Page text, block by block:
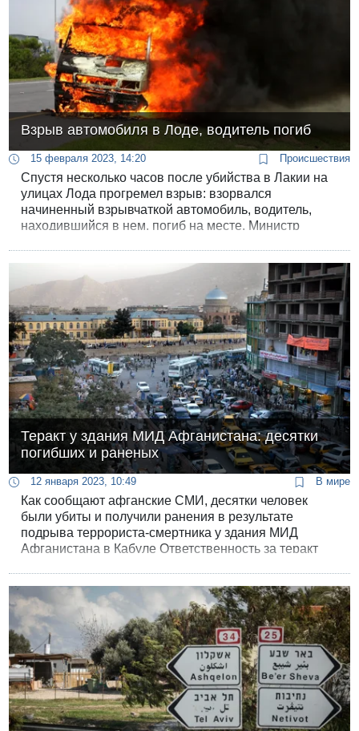
Взрыв автомобиля в Лоде, водитель погиб
15 февраля 2023, 14:20 Происшествия
Спустя несколько часов после убийства в Лакии на
улицах Лода прогремел взрыв: взорвался
начиненный взрывчаткой автомобиль, водитель,
находившийся в нем, погиб на месте. Министр
навести порядок на «арабской улице», никак не
прокомментировал ситуацию.
Теракт у здания МИД Афганистана: десятки
погибших и раненых
12 января 2023, 10:49 В мире
Как сообщают афганские СМИ, десятки человек
были убиты и получили ранения в результате
подрыва террориста-смертника у здания МИД
Афганистана в Кабуле Ответственность за теракт